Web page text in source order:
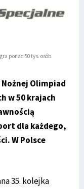
ponad 50 tys. osób
Olimpiad
w 50 krajach
dla każdego,
W Polsce
35. kolejka